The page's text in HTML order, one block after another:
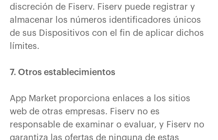
discreción de Fiserv. Fiserv puede registrar y
almacenar los números identificadores únicos
de sus Dispositivos con el fin de aplicar dichos
límites.
7. Otros establecimientos
App Market proporciona enlaces a los sitios
web de otras empresas. Fiserv no es
responsable de examinar o evaluar, y Fiserv no
garantiza las ofertas de ninguna de estas